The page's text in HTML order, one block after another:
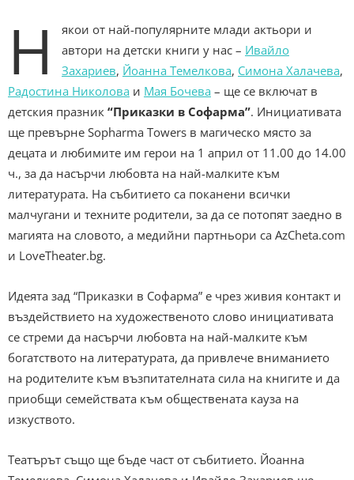
Н
якои от най-популярните млади актьори и
автори на детски книги у нас – Ивайло
Захариев, Йоанна Темелкова, Симона Халачева,
Радостина Николова и Мая Бочева – ще се включат в
детския празник “Приказки в Софарма”. Инициативата
ще превърне Sopharma Towers в магическо място за
децата и любимите им герои на 1 април от 11.00 до 14.00
ч., за да насърчи любовта на най-малките към
литературата. На събитието са поканени всички
малчугани и техните родители, за да се потопят заедно в
магията на словото, а медийни партньори са AzCheta.com
и LoveTheater.bg.
Идеята зад “Приказки в Софарма” е чрез живия контакт и
въздействието на художественото слово инициативата
се стреми да насърчи любовта на най-малките към
богатството на литературата, да привлече вниманието
на родителите към възпитателната сила на книгите и да
приобщи семействата към обществената кауза на
изкуството.
Театърът също ще бъде част от събитието. Йоанна